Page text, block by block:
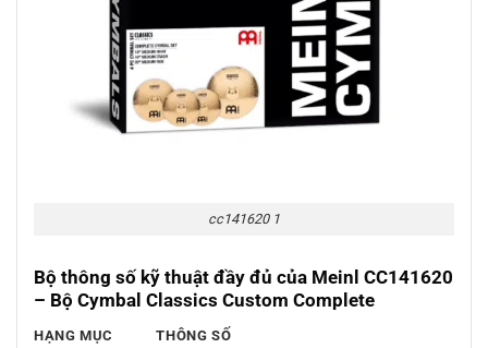
cc141620 1
Bộ thông số kỹ thuật đầy đủ của Meinl CC141620
– Bộ Cymbal Classics Custom Complete
HẠNG MỤC THÔNG SỐ